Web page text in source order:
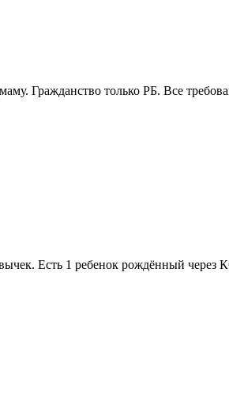
Гражданство только РБ. Все
Есть 1 ребенок рождённый через